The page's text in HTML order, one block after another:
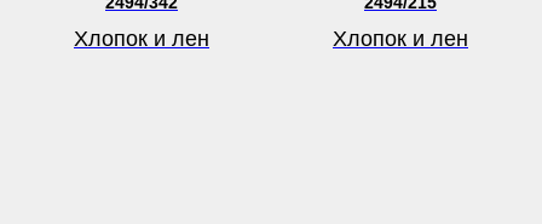
Хлопок и лен Хлопок и лен